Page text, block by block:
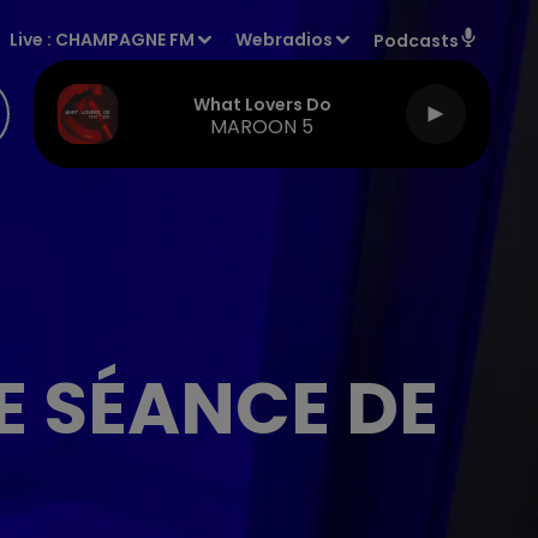
Live : CHAMPAGNE FM Webradios Podcasts
What Lovers Do
MAROON 5
SÉANCE DE